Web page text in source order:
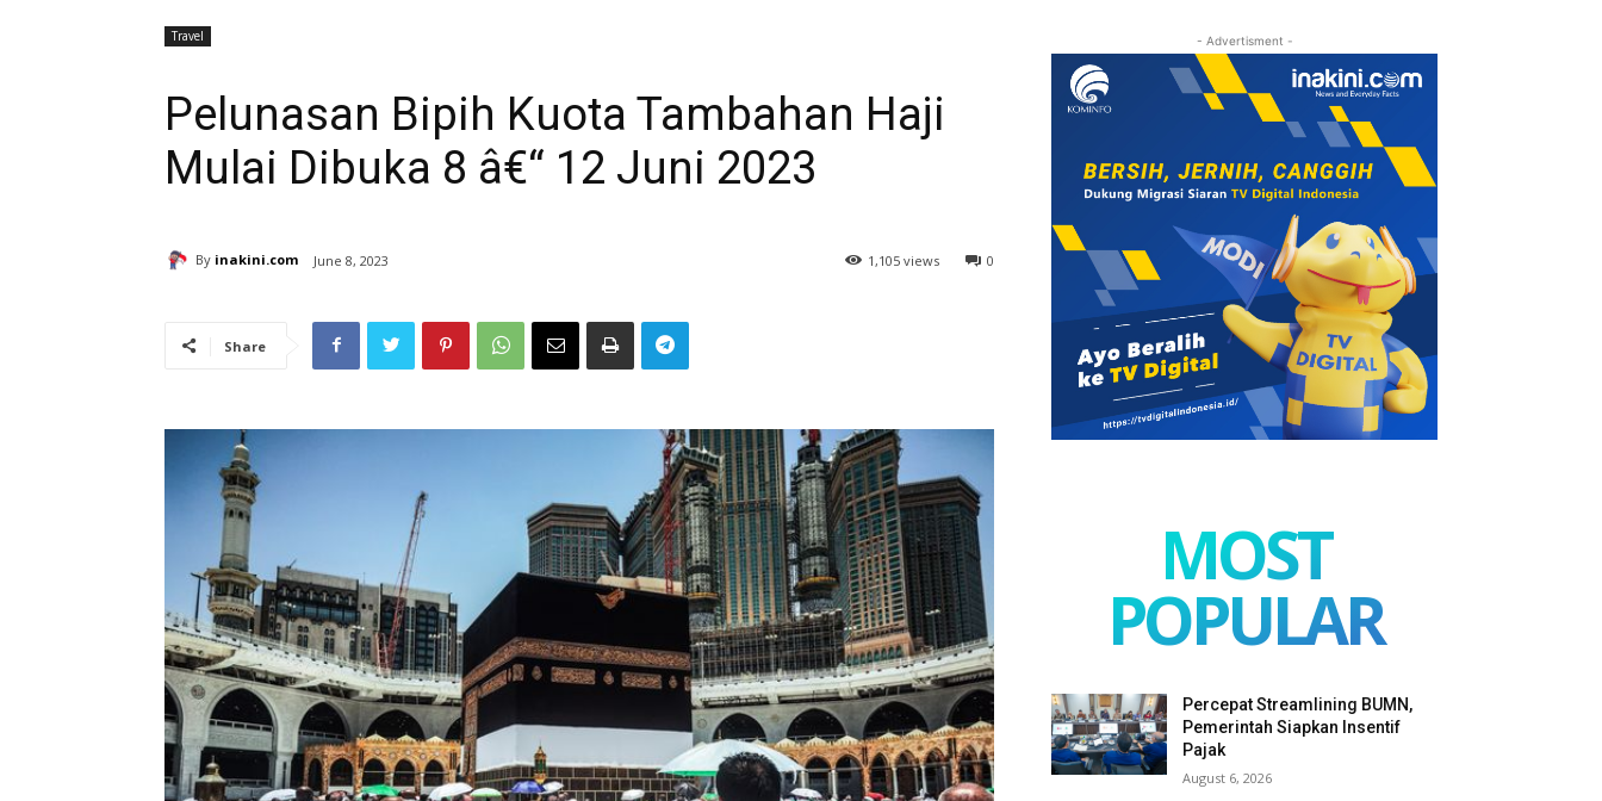
Travel
Pelunasan Bipih Kuota Tambahan Haji
Mulai Dibuka 8 â€“ 12 Juni 2023
By inakini.com June 8, 2023 0
1,105 views
Share
- Advertisment -
MOST
POPULAR
Percepat Streamlining BUMN,
Pemerintah Siapkan Insentif
Pajak
August 6, 2026